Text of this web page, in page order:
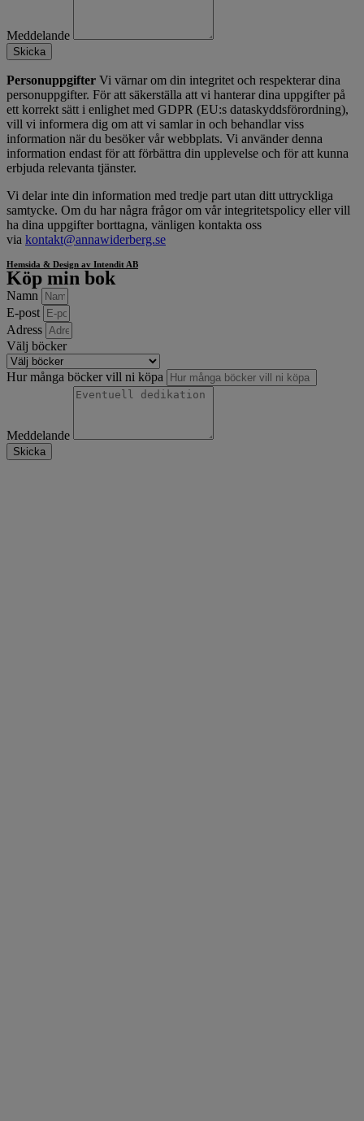
Meddelande
Skicka
Personuppgifter Vi värnar om din integritet och respekterar dina
personuppgifter. För att säkerställa att vi hanterar dina uppgifter på
ett korrekt sätt i enlighet med GDPR (EU:s dataskyddsförordning),
vill vi informera dig om att vi samlar in och behandlar viss
information när du besöker vår webbplats. Vi använder denna
information endast för att förbättra din upplevelse och för att kunna
erbjuda relevanta tjänster.
Vi delar inte din information med tredje part utan ditt uttryckliga
samtycke. Om du har några frågor om vår integritetspolicy eller vill
ha dina uppgifter borttagna, vänligen kontakta oss
via kontakt@annawiderberg.se
Hemsida & Design av Intendit AB
Köp min bok
Namn
E-post
Adress
Välj böcker
Hur många böcker vill ni köpa
Meddelande
Skicka